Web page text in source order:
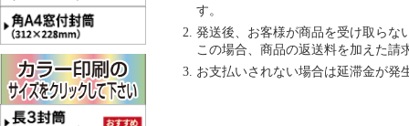
す。
発送後、お客様が商品を受け取らな
この場合、商品の返送料を加えた請
お支払いされない場合は延滞金が発